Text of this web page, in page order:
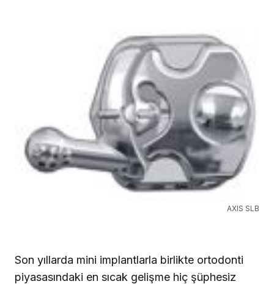
AXIS SLB
Son yıllarda mini implantlarla birlikte ortodonti
piyasasındaki en sıcak gelişme hiç şüphesiz